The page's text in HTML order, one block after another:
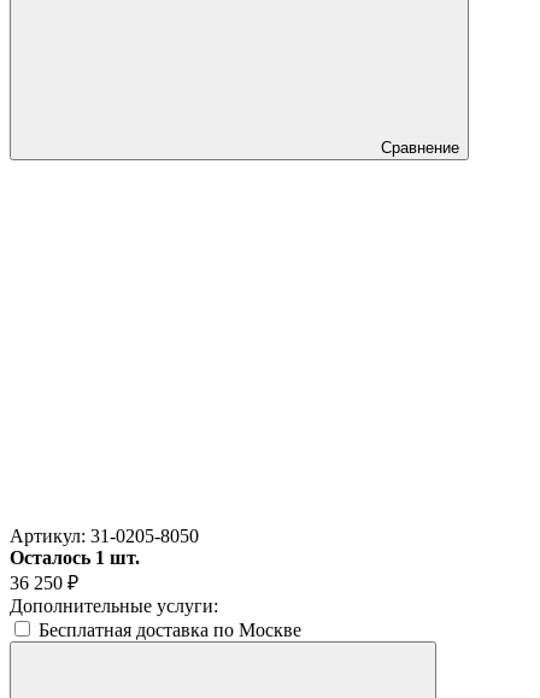
Сравнение
Артикул: 31-0205-8050
Осталось 1 шт.
36 250 ₽
Дополнительные услуги:
Бесплатная доставка по Москве